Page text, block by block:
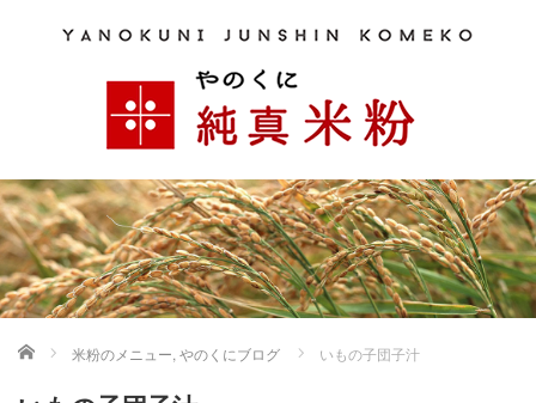
ホーム 米粉のメニュー, やのくにブログ いもの子団子汁